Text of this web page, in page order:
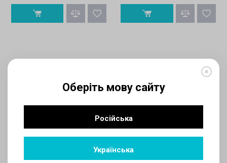
Оберіть мову сайту
Російська
Українська
Innova